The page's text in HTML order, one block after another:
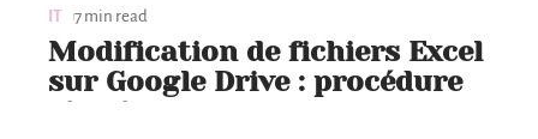
IT 7 min read
Modification de fichiers Excel
sur Google Drive : procédure
et astuces